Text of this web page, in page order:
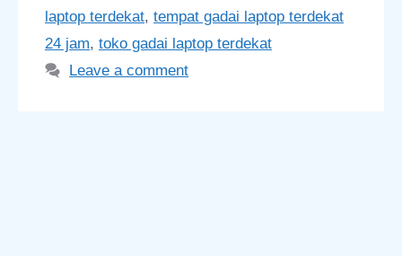
laptop terdekat, tempat gadai laptop terdekat
24 jam, toko gadai laptop terdekat
Leave a comment